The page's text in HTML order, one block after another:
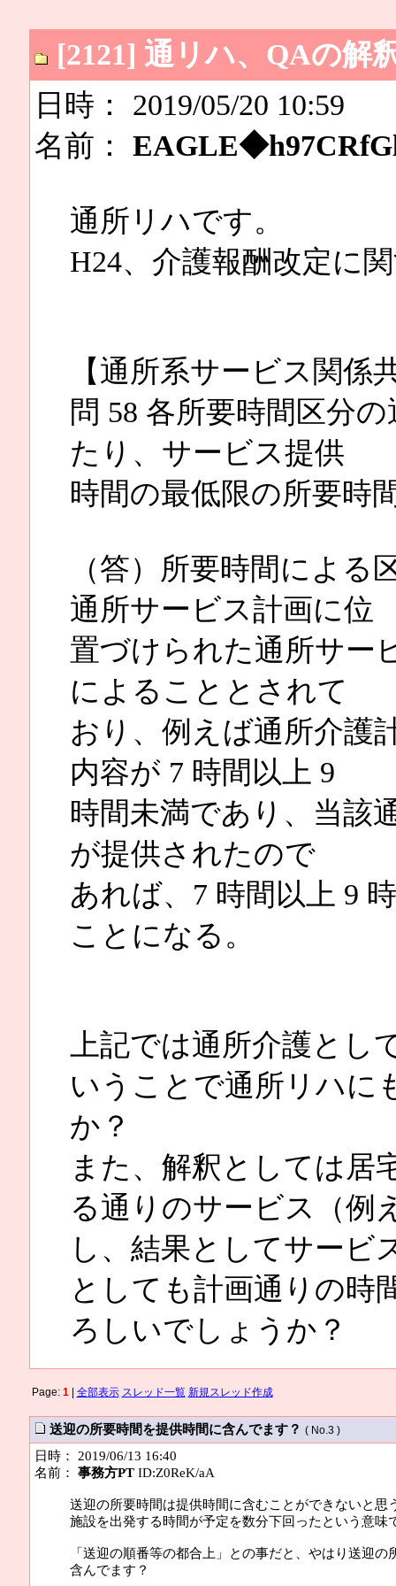
[2121] 通リハ、QAの解
日時： 2019/05/20 10:59
名前：
通所リハです。
H24、介護報酬改定に
【通所系サービス関係
問 58 各所要時間区分
たり、サービス提供
時間の最低限の所要時
（答）所要時間によ
通所サービス計画に位
置づけられた通所サー
によることとされて
おり、例えば通所介護
内容が 7 時間以上 9
時間未満であり、当該
が提供されたので
あれば、7 時間以上 9
ことになる。
上記では通所介護と
いうことで通所リハに
か？
また、解釈としては居
る通りのサービス（例
し、結果としてサービ
としても計画通りの時
ろしいでしょうか？
Page: 1| 全部表示 スレッド一覧 新規スレッド作成
送迎の所要時間を提供時間に含んでます？ ( No.3 )
日時： 2019/06/13 16:40
名前： 事務方PTID:Z0ReK/aA
送迎の所要時間は提供時間に含むことができないと思
施設を出発する時間が予定を数分下回ったという意味
「送迎の順番等の都合上」との事だと、やはり送迎の
含んでます？